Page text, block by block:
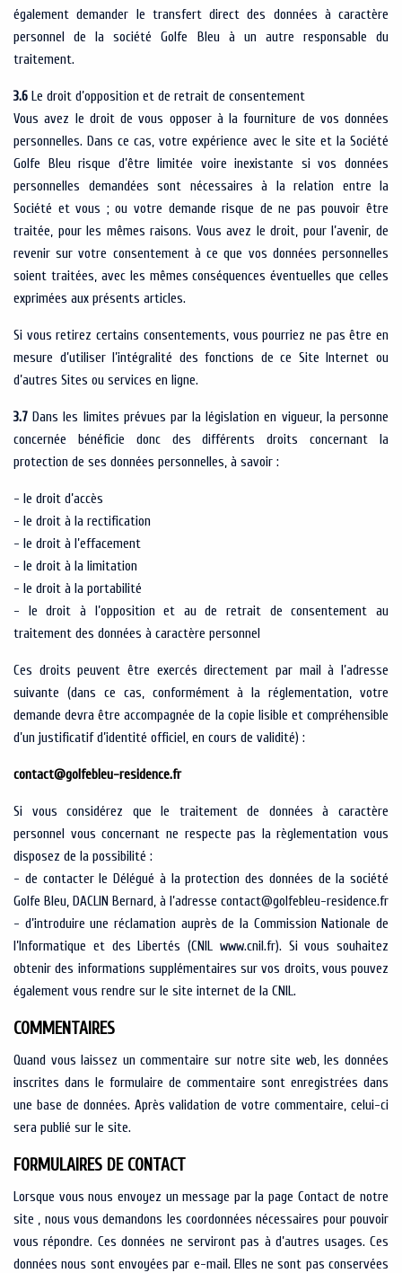
également demander le transfert direct des données à caractère
personnel de la société Golfe Bleu à un autre responsable du
traitement.
3.6 Le droit d’opposition et de retrait de consentement
Vous avez le droit de vous opposer à la fourniture de vos données
personnelles. Dans ce cas, votre expérience avec le site et la Société
Golfe Bleu risque d’être limitée voire inexistante si vos données
personnelles demandées sont nécessaires à la relation entre la
Société et vous ; ou votre demande risque de ne pas pouvoir être
traitée, pour les mêmes raisons. Vous avez le droit, pour l’avenir, de
revenir sur votre consentement à ce que vos données personnelles
soient traitées, avec les mêmes conséquences éventuelles que celles
exprimées aux présents articles.
Si vous retirez certains consentements, vous pourriez ne pas être en
mesure d’utiliser l’intégralité des fonctions de ce Site Internet ou
d’autres Sites ou services en ligne.
3.7 Dans les limites prévues par la législation en vigueur, la personne
concernée bénéficie donc des différents droits concernant la
protection de ses données personnelles, à savoir :
- le droit d’accès
- le droit à la rectification
- le droit à l’effacement
- le droit à la limitation
- le droit à la portabilité
- le droit à l’opposition et au de retrait de consentement au
traitement des données à caractère personnel
Ces droits peuvent être exercés directement par mail à l’adresse
suivante (dans ce cas, conformément à la réglementation, votre
demande devra être accompagnée de la copie lisible et compréhensible
d’un justificatif d’identité officiel, en cours de validité) :
contact@golfebleu-residence.fr
Si vous considérez que le traitement de données à caractère
personnel vous concernant ne respecte pas la règlementation vous
disposez de la possibilité :
- de contacter le Délégué à la protection des données de la société
Golfe Bleu, DACLIN Bernard, à l’adresse contact@golfebleu-residence.fr
- d’introduire une réclamation auprès de la Commission Nationale de
l’Informatique et des Libertés (CNIL www.cnil.fr). Si vous souhaitez
obtenir des informations supplémentaires sur vos droits, vous pouvez
également vous rendre sur le site internet de la CNIL.
COMMENTAIRES
Quand vous laissez un commentaire sur notre site web, les données
inscrites dans le formulaire de commentaire sont enregistrées dans
une base de données. Après validation de votre commentaire, celui-ci
sera publié sur le site.
FORMULAIRES DE CONTACT
Lorsque vous nous envoyez un message par la page Contact de notre
site , nous vous demandons les coordonnées nécessaires pour pouvoir
vous répondre. Ces données ne serviront pas à d’autres usages. Ces
données nous sont envoyées par e-mail. Elles ne sont pas conservées